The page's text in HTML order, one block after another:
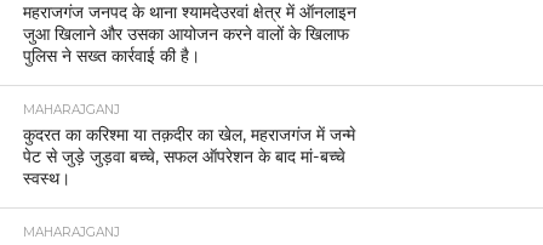
महराजगंज जनपद के थाना श्यामदेउरवां क्षेत्र में ऑनलाइन
जुआ खिलाने और उसका आयोजन करने वालों के खिलाफ
पुलिस ने सख्त कार्रवाई की है।
MAHARAJGANJ
कुदरत का करिश्मा या तक़दीर का खेल, महराजगंज में जन्मे
पेट से जुड़े जुड़वा बच्चे, सफल ऑपरेशन के बाद मां-बच्चे
स्वस्थ।
MAHARAJGANJ